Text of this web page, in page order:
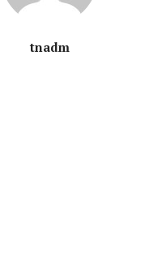
tnadm